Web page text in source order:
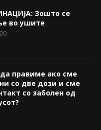
Зошто се
во ушите
правиме ако сме
со две дози и сме
со заболен од